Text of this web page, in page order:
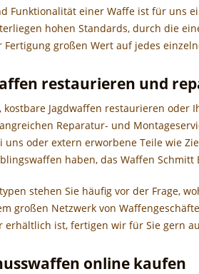
Funktionalität einer Waffe ist für uns
hohen Standards, durch die
Fertigung großen Wert auf jedes
restaurieren und
kostbare Jagdwaffen restaurieren
Reparatur- und
uns oder extern erworbene Teile wie
haben, das Waffen
stehen Sie häufig vor der Frage,
großen Netzwerk von
erhältlich ist, fertigen wir für Sie gern
online kaufen